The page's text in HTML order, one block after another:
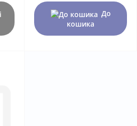
До
кошика